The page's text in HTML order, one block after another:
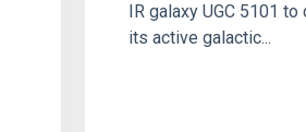
IR galaxy UGC 5101
its active galactic...